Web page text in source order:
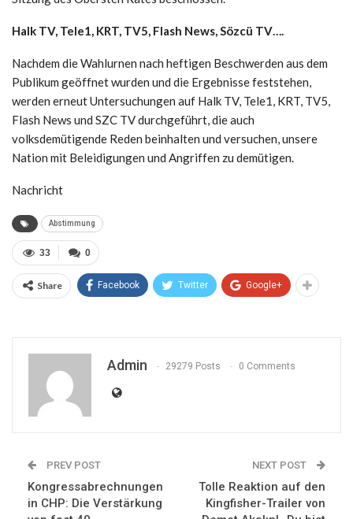
Halk TV, Tele1, KRT, TV5, Flash News, Sözcü TV….
Nachdem die Wahlurnen nach heftigen Beschwerden aus dem
Publikum geöffnet wurden und die Ergebnisse feststehen,
werden erneut Untersuchungen auf Halk TV, Tele1, KRT, TV5,
Flash News und SZC TV durchgeführt, die auch
volksdemütigende Reden beinhalten und versuchen, unsere
Nation mit Beleidigungen und Angriffen zu demütigen.
Nachricht
Abstimmung
0
33
Share Facebook Twitter Google+
Admin 29279 Posts 0 Comments
PREV POST
Kongressabrechnungen
in CHP: Die Verstärkung
NEXT POST
Tolle Reaktion auf den
Kingfisher-Trailer von